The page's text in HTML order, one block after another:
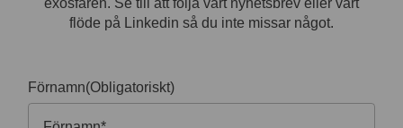
flöde på Linkedin så du inte missar något.
Förnamn(Obligatoriskt)